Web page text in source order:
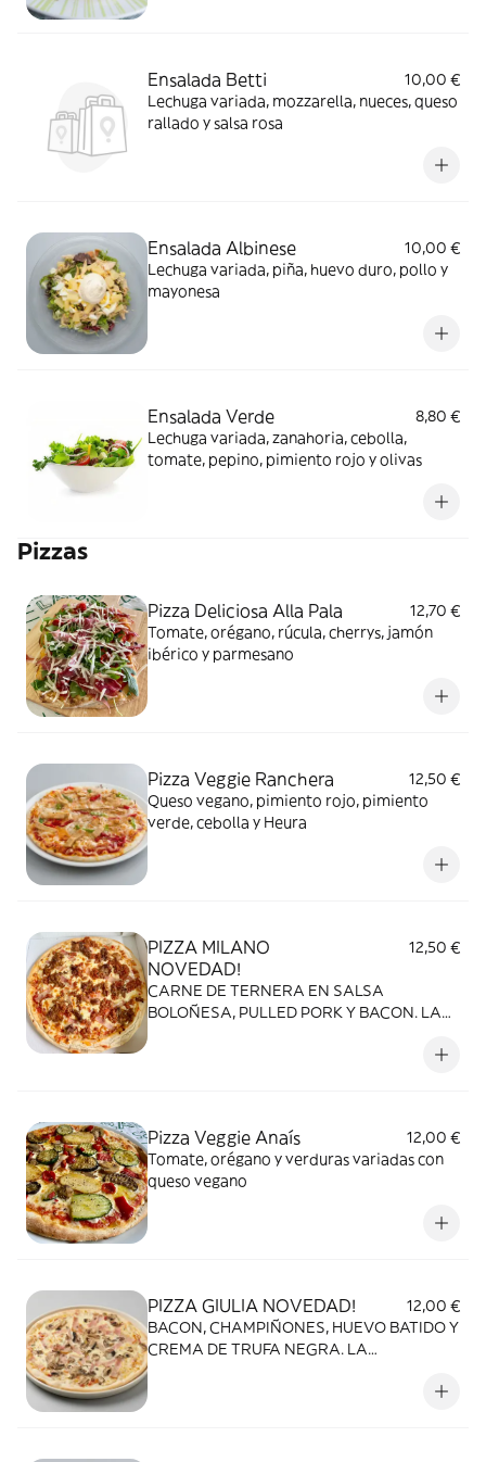
Ensalada Betti
10,00 €
Lechuga variada, mozzarella, nueces, queso
rallado y salsa rosa
Ensalada Albinese
10,00 €
Lechuga variada, piña, huevo duro, pollo y
mayonesa
Ensalada Verde
8,80 €
Lechuga variada, zanahoria, cebolla,
tomate, pepino, pimiento rojo y olivas
Pizzas
Pizza Deliciosa Alla Pala
12,70 €
Tomate, orégano, rúcula, cherrys, jamón
ibérico y parmesano
Pizza Veggie Ranchera
12,50 €
Queso vegano, pimiento rojo, pimiento
verde, cebolla y Heura
PIZZA MILANO
NOVEDAD!
12,50 €
CARNE DE TERNERA EN SALSA
BOLOÑESA, PULLED PORK Y BACON. LA
Pizza Veggie Anaís
12,00 €
Tomate, orégano y verduras variadas con
queso vegano
PIZZA GIULIA NOVEDAD!
12,00 €
BACON, CHAMPIÑONES, HUEVO BATIDO Y
CREMA DE TRUFA NEGRA. LA